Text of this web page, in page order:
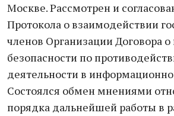
Москве. Рассмотрен и
Протокола о взаимодействии
членов Организации Договора
безопасности по
деятельности в
Состоялся обмен мнениями
порядка дальнейшей работы в